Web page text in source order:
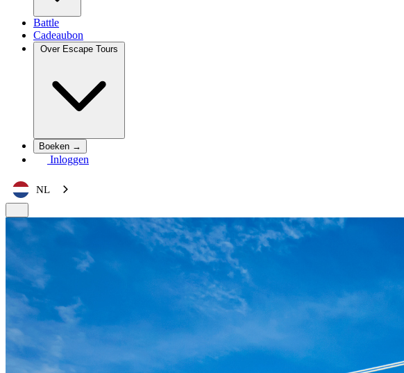
Battle
Cadeaubon
Over Escape Tours
Boeken →
Inloggen
NL